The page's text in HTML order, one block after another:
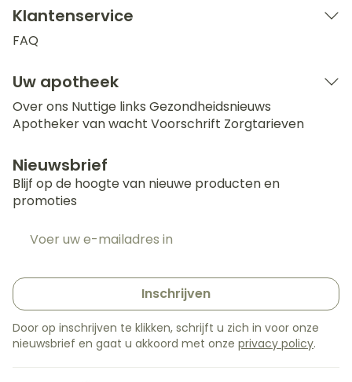
Klantenservice
FAQ
Uw apotheek
Over ons Nuttige links Gezondheidsnieuws
Apotheker van wacht Voorschrift Zorgtarieven
Nieuwsbrief
Blijf op de hoogte van nieuwe producten en
promoties
Inschrijven
Door op inschrijven te klikken, schrijft u zich in voor onze
nieuwsbrief en gaat u akkoord met onze privacy policy.